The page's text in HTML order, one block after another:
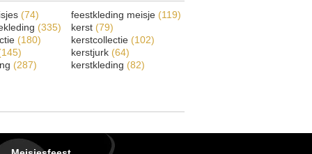
(74)
(335)
(180)
(287)
feestkleding meisje (119)
kerst (79)
kerstcollectie (102)
kerstjurk (64)
kerstkleding (82)